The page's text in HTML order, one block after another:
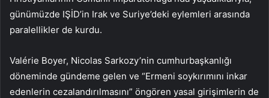
günümüzde IŞİD’in Irak ve Suriye’deki eylemleri arasında
paralellikler de kurdu.
Valérie Boyer, Nicolas Sarkozy’nin cumhurbaşkanlığı
döneminde gündeme gelen ve “Ermeni soykırımını inkar
edenlerin cezalandırılmasını” öngören yasal girişimlerin de